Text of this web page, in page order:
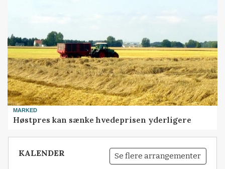
MARKED
Høstpres kan sænke hvedeprisen yderligere
KALENDER Se flere arrangementer